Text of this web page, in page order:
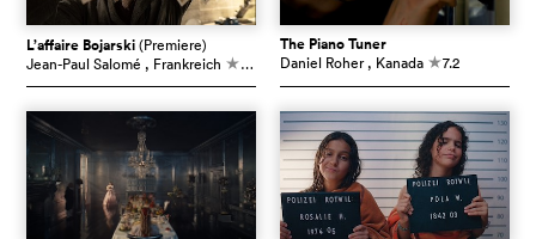
L’affaire Bojarski(Premiere)
Jean-Paul Salomé , Frankreich c7.0
The Piano Tuner
Daniel Roher , Kanada c7.2